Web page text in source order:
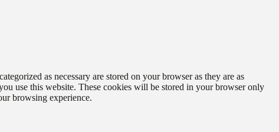
as necessary are stored on your browser as they are as
use this website. These cookies will be stored in your browser only
browsing experience.